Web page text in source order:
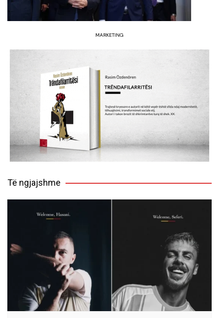
MARKETING
Të ngjajshme